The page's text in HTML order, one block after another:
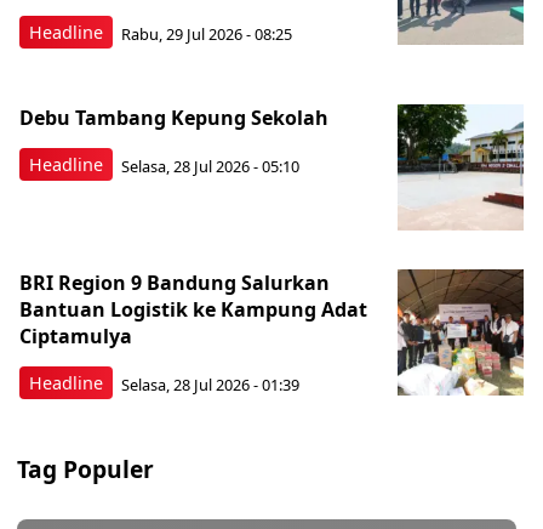
Headline Rabu, 29 Jul 2026 - 08:25
Headline
Debu Tambang Kepung Sekolah
Selasa, 28 Jul 2026 - 05:10
Headline
BRI Region 9 Bandung Salurkan
Bantuan Logistik ke Kampung Adat
Ciptamulya
Selasa, 28 Jul 2026 - 01:39
Tag Populer